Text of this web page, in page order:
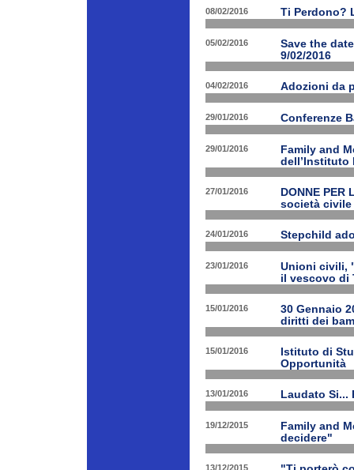
08/02/2016 Ti Perdono?
05/02/2016
Save the
9/02/2016
04/02/2016 Adozioni da
29/01/2016 Conferenze
29/01/2016
Family and
dell’Instituto
27/01/2016
DONNE
società
24/01/2016 Stepchild
23/01/2016
Unioni civili,
il vescovo di
15/01/2016
30 Gennaio
diritti dei
15/01/2016
Istituto di
Opportunità
13/01/2016 Laudato Si...
19/12/2015
Family and
decidere"
13/12/2015